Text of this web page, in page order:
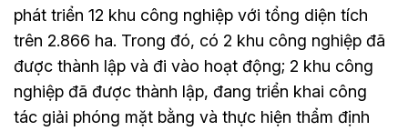
phát triển 12 khu công nghiệp với tổng diện tích
trên 2.866 ha. Trong đó, có 2 khu công nghiệp đã
được thành lập và đi vào hoạt động; 2 khu công
nghiệp đã được thành lập, đang triển khai công
tác giải phóng mặt bằng và thực hiện thẩm định